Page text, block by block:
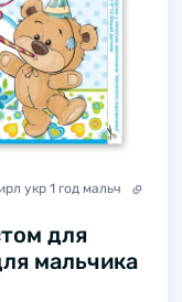
укр 1 год мальч
для
мальчика